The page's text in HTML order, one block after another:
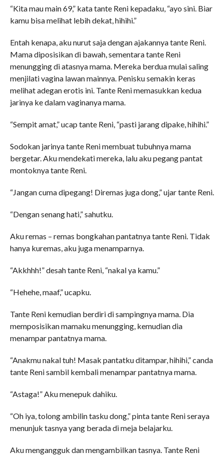
“Kita mau main 69,” kata tante Reni kepadaku, “ayo sini. Biar
kamu bisa melihat lebih dekat, hihihi.”
Entah kenapa, aku nurut saja dengan ajakannya tante Reni.
Mama diposisikan di bawah, sementara tante Reni
menungging di atasnya mama. Mereka berdua mulai saling
menjilati vagina lawan mainnya. Penisku semakin keras
melihat adegan erotis ini. Tante Reni memasukkan kedua
jarinya ke dalam vaginanya mama.
“Sempit amat,” ucap tante Reni, “pasti jarang dipake, hihihi.”
Sodokan jarinya tante Reni membuat tubuhnya mama
bergetar. Aku mendekati mereka, lalu aku pegang pantat
montoknya tante Reni.
“Jangan cuma dipegang! Diremas juga dong,” ujar tante Reni.
“Dengan senang hati,” sahutku.
Aku remas – remas bongkahan pantatnya tante Reni. Tidak
hanya kuremas, aku juga menamparnya.
“Akkhhh!” desah tante Reni, “nakal ya kamu.”
“Hehehe, maaf,” ucapku.
Tante Reni kemudian berdiri di sampingnya mama. Dia
memposisikan mamaku menungging, kemudian dia
menampar pantatnya mama.
“Anakmu nakal tuh! Masak pantatku ditampar, hihihi,” canda
tante Reni sambil kembali menampar pantatnya mama.
“Astaga!” Aku menepuk dahiku.
“Oh iya, tolong ambilin tasku dong,” pinta tante Reni seraya
menunjuk tasnya yang berada di meja belajarku.
Aku mengangguk dan mengambilkan tasnya. Tante Reni